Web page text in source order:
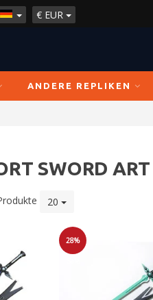
€ EUR
ANDERE REPLIKEN
SWORD
20
28%